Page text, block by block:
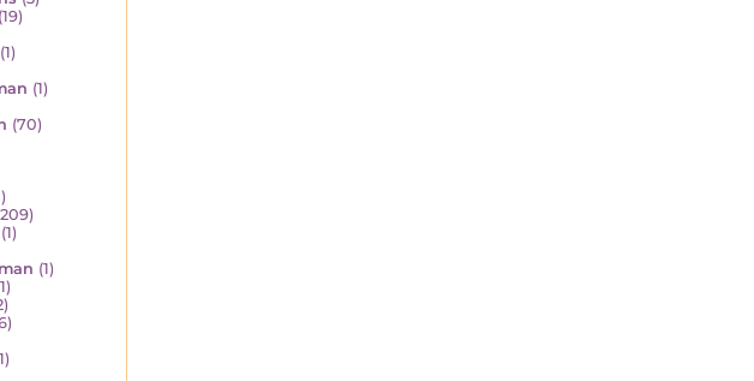
(19)
(1)
(1)
(70)
(1)
(1)